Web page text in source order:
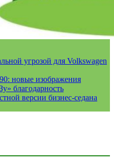
угрозой для Volkswagen
новые изображения
благодарность
версии бизнес-седана